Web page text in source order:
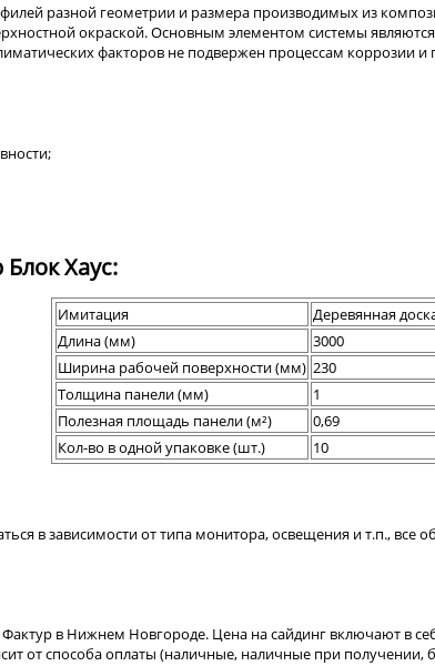
разной геометрии и размера производимых из
окраской. Основным элементом системы
факторов не подвержен процессам коррозии
Хаус:
Имитация
Деревянная
Длина (мм)
3000
Ширина рабочей поверхности (мм) 230
Толщина панели (мм)
1
Полезная площадь панели (м²)
0,69
Кол-во в одной упаковке (шт.)
10
в зависимости от типа монитора, освещения и т.п.,
в Нижнем Новгороде. Цена на сайдинг включают в
от способа оплаты (наличные, наличные при получении,